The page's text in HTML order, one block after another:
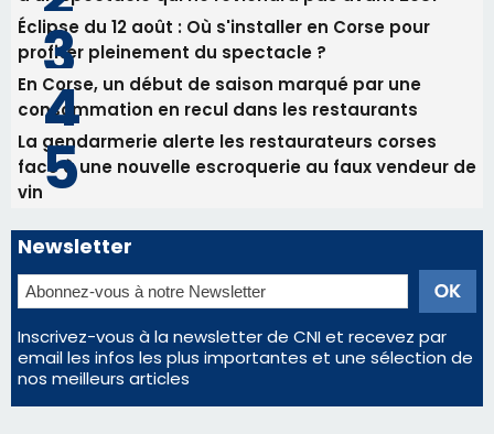
Newsletter
Inscrivez-vous à la newsletter de CNI et recevez par
email les infos les plus importantes et une sélection de
nos meilleurs articles
Régie publicitaire
Mentions légales
Nous contacter